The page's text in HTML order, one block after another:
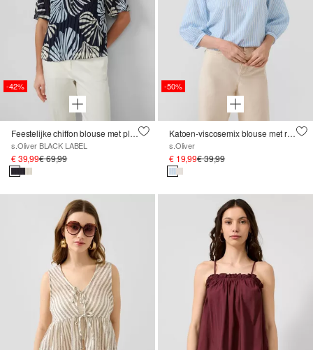
-42%
Feestelijke chiffon blouse met plooien en ruches
s.Oliver BLACK LABEL
€ 39,99€ 69,99
-50%
Katoen-viscosemix blouse met rimpels
s.Oliver
€ 19,99€ 39,99